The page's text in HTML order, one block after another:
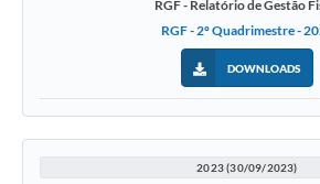
RGF - Relatório de Gestão
RGF - 2º Quadrimestre -
DOWNLOADS
2023 (30/09/2023)